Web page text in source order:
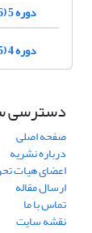
دوره 5 (1386)
دوره 4 (1385)
دسترسی
صفحه اصلی
درباره نشریه
اعضای هیات
ارسال مقاله
تماس با ما
نقشه سایت